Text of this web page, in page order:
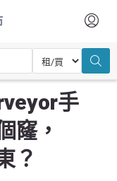
窿，Weep Hole係乜東
手
窿，
？